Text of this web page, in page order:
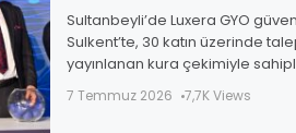
Sultanbeyli’de Luxera GYO
Sulkent’te, 30 katın üzerinde
yayınlanan kura çekimiyle
7 Temmuz 2026 7,7K Views